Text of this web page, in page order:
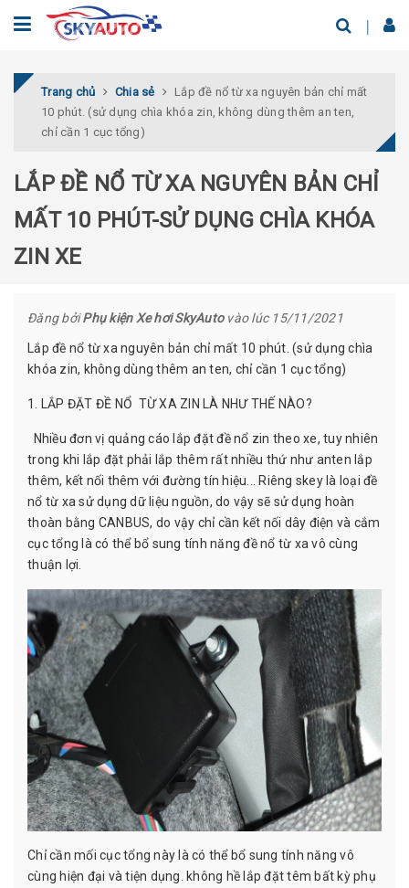
Trang chủ Chia sẻ
Lắp đề nổ từ xa nguyên bản chỉ mất
10 phút. (sử dụng chìa khóa zin, không dùng thêm an ten,
chỉ cần 1 cục tổng)
LẮP ĐỀ NỔ TỪ XA NGUYÊN BẢN CHỈ
MẤT 10 PHÚT-SỬ DỤNG CHÌA KHÓA
ZIN XE
Đăng bởiPhụ kiện Xe hơi SkyAutovào lúc 15/11/2021
Lắp đề nổ từ xa nguyên bản chỉ mất 10 phút. (sử dụng chìa
khóa zin, không dùng thêm an ten, chỉ cần 1 cục tổng)
1. LẮP ĐẶT ĐỀ NỔ TỪ XA ZIN LÀ NHƯ THẾ NÀO?
Nhiều đơn vị quảng cáo lắp đặt đề nổ zin theo xe, tuy nhiên
trong khi lắp đặt phải lắp thêm rất nhiều thứ như anten lắp
thêm, kết nối thêm với đường tín hiệu... Riêng skey là loại đề
nổ từ xa sử dụng dữ liệu nguồn, do vậy sẽ sử dụng hoàn
thoàn bằng CANBUS, do vậy chỉ cần kết nối dây điện và cắm
cục tổng là có thể bổ sung tính năng đề nổ từ xa vô cùng
thuận lợi.
Chỉ cần mối cục tổng này là có thể bổ sung tính năng vô
cùng hiện đại và tiện dụng. không hề lắp đặt têm bất kỳ phụ